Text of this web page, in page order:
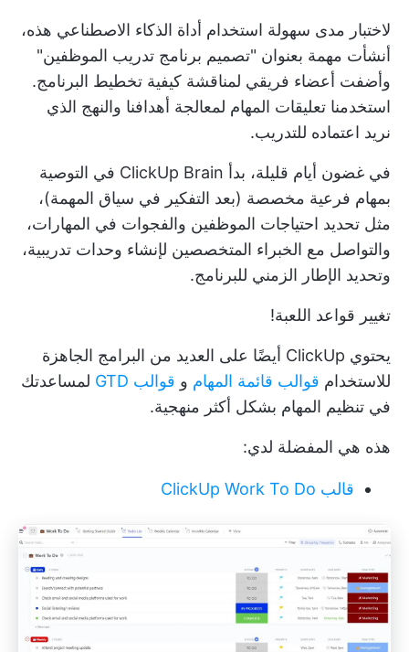
لاختبار مدى سهولة استخدام أداة الذكاء الاصطناعي هذه،
أنشأت مهمة بعنوان "تصميم برنامج تدريب الموظفين"
وأضفت أعضاء فريقي لمناقشة كيفية تخطيط البرنامج.
استخدمنا تعليقات المهام لمعالجة أهدافنا والنهج الذي
نريد اعتماده للتدريب.
في غضون أيام قليلة، بدأ ClickUp Brain في التوصية
بمهام فرعية مخصصة (بعد التفكير في سياق المهمة)،
مثل تحديد احتياجات الموظفين والفجوات في المهارات،
والتواصل مع الخبراء المتخصصين لإنشاء وحدات تدريبية،
وتحديد الإطار الزمني للبرنامج.
تغيير قواعد اللعبة!
يحتوي ClickUp أيضًا على العديد من البرامج الجاهزة
للاستخدام قوالب قائمة المهام و قوالب GTD
لمساعدتك
في تنظيم المهام بشكل أكثر منهجية.
هذه هي المفضلة لدي:
قالب ClickUp Work To Do